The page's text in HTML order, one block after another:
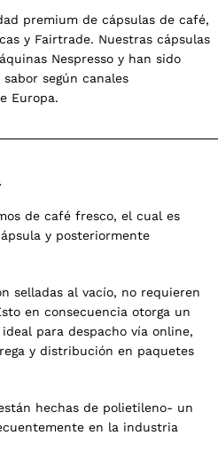
premium de cápsulas de café,
y Fairtrade. Nuestras cápsulas
Nespresso y han sido
según canales
Europa.
de café fresco, el cual es
y posteriormente
selladas al vacío, no requieren
en consecuencia otorga un
para despacho vía online,
y distribución en paquetes
hechas de polietileno- un
en la industria